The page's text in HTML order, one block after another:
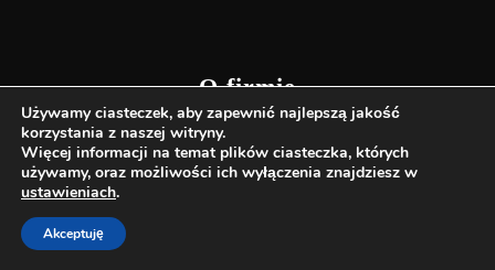
O firmie
Salon Eleganckich Podłóg "ParkietPlus" to synonim
pasji do drewna i najwyższej jakości wykończeń.
Specjalizujemy się w tworzeniu przestrzeni, które
emanują luksusem i ponadczasowym stylem. Nasze
Używamy ciasteczek, aby zapewnić najlepszą jakość
korzystania z naszej witryny.
Więcej informacji na temat plików ciasteczka, których
używamy, oraz możliwości ich wyłączenia znajdziesz w
ustawieniach.
Akceptuję